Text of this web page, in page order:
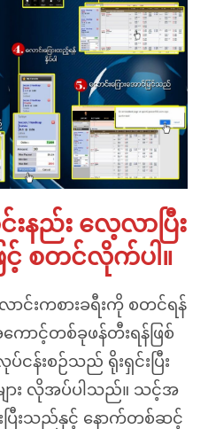
းနည်း လေ့လာပြီး
င့် စတင်လိုက်ပါ။
ာင်းကစားခရီးကို စတင်ရန်
ောင့်တစ်ခုဖန်တီးရန်ဖြစ်
န်းစဉ်သည် ရိုးရှင်းပြီး
ား လိုအပ်ပါသည်။ သင့်အ
ြီးသည်နှင့် နောက်တစ်ဆင့်